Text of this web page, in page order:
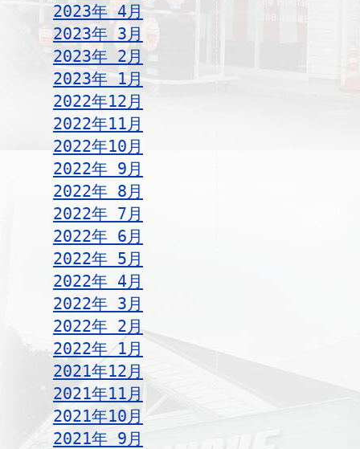
2023年 4月
2023年 3月
2023年 2月
2023年 1月
2022年12月
2022年11月
2022年10月
2022年 9月
2022年 8月
2022年 7月
2022年 6月
2022年 5月
2022年 4月
2022年 3月
2022年 2月
2022年 1月
2021年12月
2021年11月
2021年10月
2021年 9月